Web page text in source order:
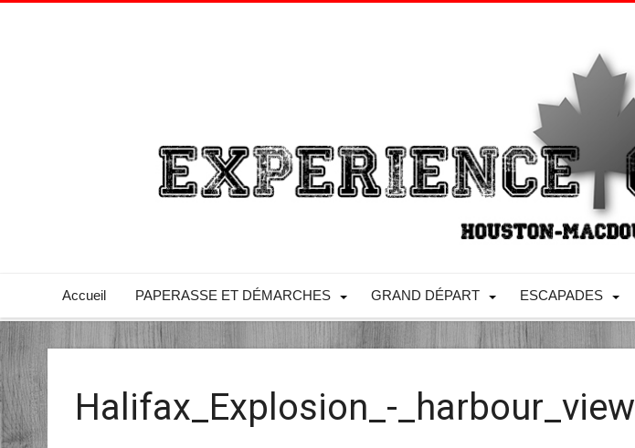
Accueil PAPERASSE ET DÉMARCHES GRAND DÉPART ESCAPADES
Halifax_Explosion_-_harbour_view_